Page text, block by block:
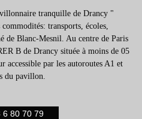
tranquille de Drancy "
transports, écoles,
de Blanc-Mesnil. Au centre de Paris
B de Drancy située à moins de 05
accessible par les autoroutes A1 et
du pavillon.
6 80 70 79